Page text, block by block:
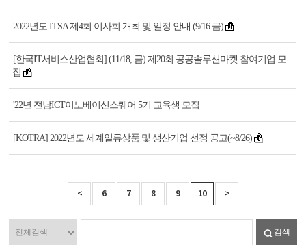
2022년도 ITSA 제4회 이사회 개최 및 일정 안내 (9/16 금)
[한국IT서비스산업협회] (11/18, 금) 제20회 공공솔루션마켓 참여기업 모
집
'22년 전남ICT이노베이션스퀘어 5기 교육생 모집
[KOTRA] 2022년도 세계일류상품 및 생산기업 선정 공고(~8/26)
< 6 7 8 9 10 >
검색